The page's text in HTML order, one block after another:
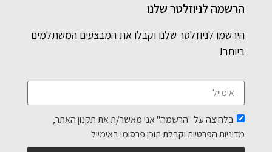
הרשמה לניוזלטר שלנו
הירשמו לניוזלטר שלנו וקבלו את המבצעים המשתלמים
ביותר!
בלחיצה על "הרשמה" אני מאשר/ת את תקנון האתר,
מדיניות הפרטיות וקבלת תוכן פרסומי באימייל